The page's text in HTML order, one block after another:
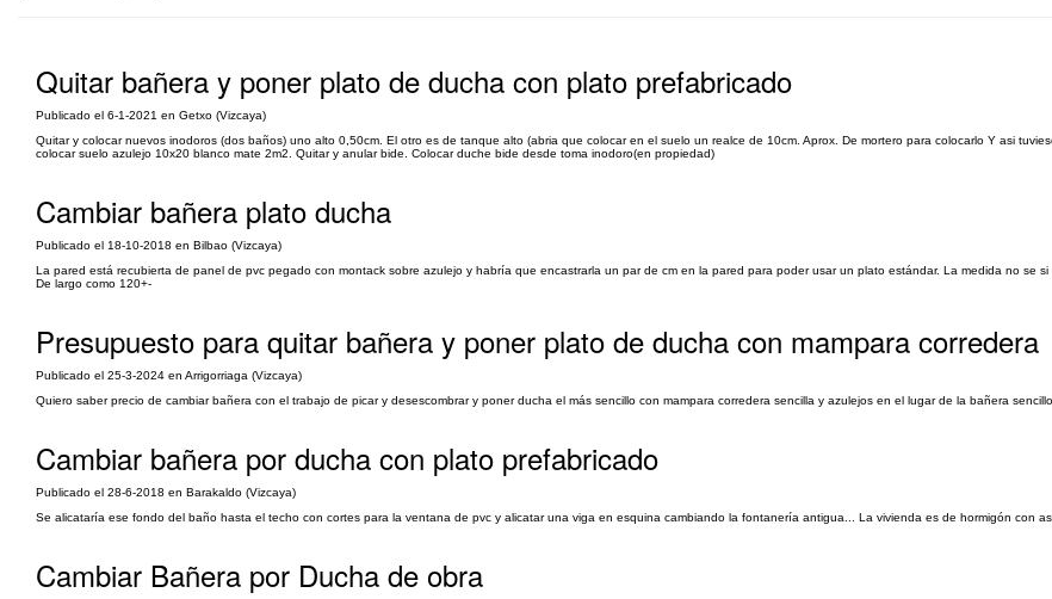
Quitar bañera y poner plato de ducha con plato prefabricado
Publicado el 6-1-2021 en Getxo (Vizcaya)
Quitar y colocar nuevos inodoros (dos baños) uno alto 0,50cm. El otro es de tanque alto (abria que colocar en el suelo un realce de 10cm. Aprox. De mortero para colocarlo Y asi
colocar suelo azulejo 10x20 blanco mate 2m2. Quitar y anular bide. Colocar duche bide desde toma inodoro(en propiedad)
Cambiar bañera plato ducha
Publicado el 18-10-2018 en Bilbao (Vizcaya)
La pared está recubierta de panel de pvc pegado con montack sobre azulejo y habría que encastrarla un par de cm en la pared para poder usar un plato estándar. La medida no se si
De largo como 120+-
Presupuesto para quitar bañera y poner plato de ducha con mampara corredera
Publicado el 25-3-2024 en Arrigorriaga (Vizcaya)
Quiero saber precio de cambiar bañera con el trabajo de picar y desescombrar y poner ducha el más sencillo con mampara corredera sencilla y azulejos en el lugar de la bañera
Cambiar bañera por ducha con plato prefabricado
Publicado el 28-6-2018 en Barakaldo (Vizcaya)
Se alicataría ese fondo del baño hasta el techo con cortes para la ventana de pvc y alicatar una viga en esquina cambiando la fontanería antigua... La vivienda es de hormigón con
Cambiar Bañera por Ducha de obra